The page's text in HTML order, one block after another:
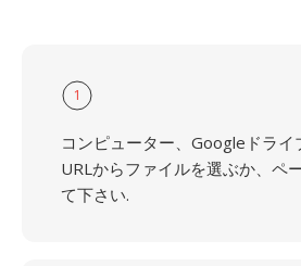
1
コンピューター、Googleドライ
URLからファイルを選ぶか、ペ
て下さい.